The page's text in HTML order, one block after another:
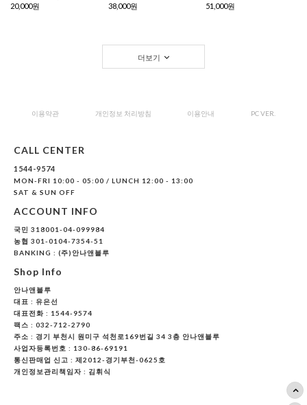
20,000원 38,000원 51,000원
더보기
이용약관 개인정보 처리방침 이용안내 PC VER.
CALL CENTER
1544-9574
MON-FRI 10:00 - 05:00 / LUNCH 12:00 - 13:00
SAT & SUN OFF
ACCOUNT INFO
국민 318001-04-099984
농협 301-0104-7354-51
BANKING : (주)안나앤블루
Shop Info
안나앤블루
대표 : 유은선
대표전화 : 1544-9574
팩스 : 032-712-2790
주소 : 경기 부천시 원미구 석천로169번길 34 3층 안나앤블루
사업자등록번호 : 130-86-69191
통신판매업 신고 : 제2012-경기부천-0625호
개인정보관리책임자 : 김휘식